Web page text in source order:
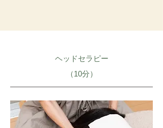
ヘッドセラピー
​（10分）